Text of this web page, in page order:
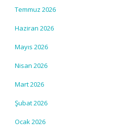
Temmuz 2026
Haziran 2026
Mayıs 2026
Nisan 2026
Mart 2026
Şubat 2026
Ocak 2026